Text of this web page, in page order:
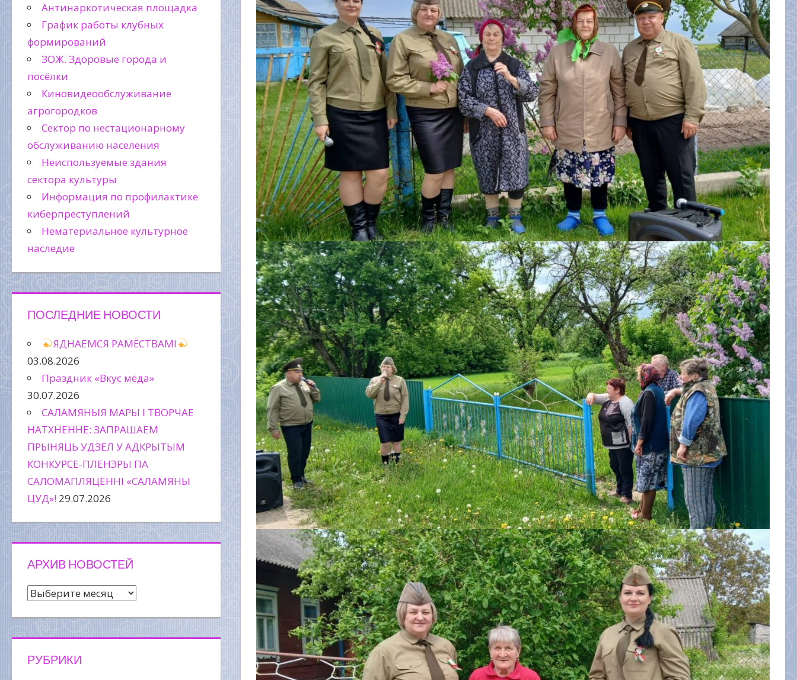
Антинаркотическая площадка
График работы клубных
формирований
ЗОЖ. Здоровые города и
посёлки
Киновидеообслуживание
агрогородков
Сектор по нестационарному
обслуживанию населения
Неиспользуемые здания
сектора культуры
Информация по профилактике
киберпреступлений
Нематериальное культурное
наследие
ПОСЛЕДНИЕ НОВОСТИ
ЯДНАЕМСЯ РАМЁСТВАМІ
03.08.2026
Праздник «Вкус мёда»
30.07.2026
САЛАМЯНЫЯ МАРЫ І ТВОРЧАЕ
НАТХНЕННЕ: ЗАПРАШАЕМ
ПРЫНЯЦЬ УДЗЕЛ У АДКРЫТЫМ
КОНКУРСЕ-ПЛЕНЭРЫ ПА
САЛОМАПЛЯЦЕННІ «САЛАМЯНЫ
ЦУД»! 29.07.2026
АРХИВ НОВОСТЕЙ
Архив
РУБРИКИ